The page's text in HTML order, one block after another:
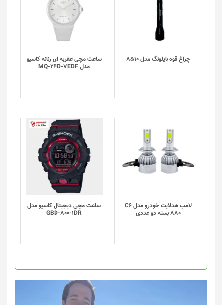
چراغ قوه بایلونگ مدل 8510
ساعت مچی عقربه ای زنانه کاسیو
مدل MQ-24D-7EDF
لامپ هدلایت خودرو مدل C6
880 بسته دو عددی
ساعت مچی دیجیتال کاسیو مدل
GBD-800-1DR